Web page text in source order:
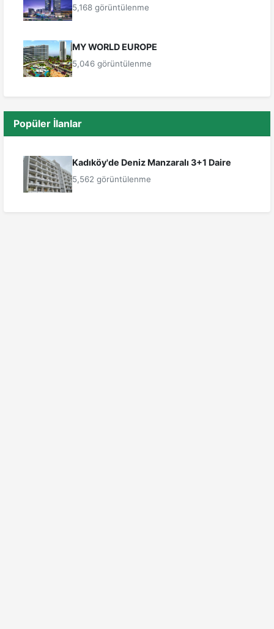
5,168 görüntülenme
MY WORLD EUROPE
5,046 görüntülenme
Popüler İlanlar
Kadıköy'de Deniz Manzaralı 3+1 Daire
5,562 görüntülenme